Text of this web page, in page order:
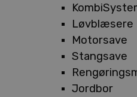
Løvblæsere
Motorsave
Stangsave
Jordbor